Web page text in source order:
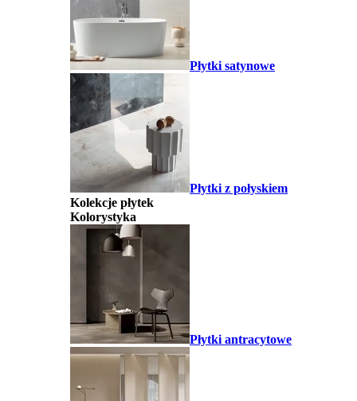
Płytki satynowe
Płytki z połyskiem
Kolekcje płytek
Kolorystyka
Płytki antracytowe